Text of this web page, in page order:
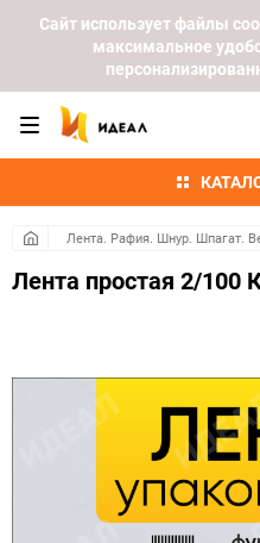
Cайт использует файлы
максимальное
Лента. Рафия. Шнур. Шпагат.
Лента простая 2/100